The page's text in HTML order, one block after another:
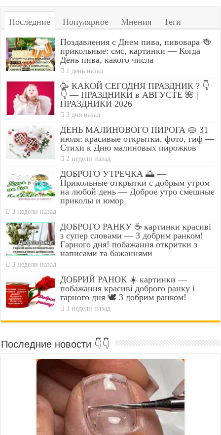
Последние Популярное Мнения Теги
Поздавления с Днем пива, пивовара 🍻
прикольные: смс, картинки — Когда
День пива, какого числа
1 день назад
🥳 КАКОЙ СЕГОДНЯ ПРАЗДНИК ? 👇
👇 — ПРАЗДНИКИ в АВГУСТЕ 🌺 |
ПРАЗДНИКИ 2026
3 дня назад
ДЕНЬ МАЛИНОВОГО ПИРОГА 🥧 31
июля: красивые открытки, фото, гиф —
Стихи к Дню малиновых пирожков
2 недели назад
ДОБРОГО УТРЕЧКА 🌅 —
Прикольные открытки с добрым утром
на любой день — Доброе утро смешные
приколы и юмор
3 недели назад
ДОБРОГО РАНКУ ☕ картинки красиві
з супер словами — З добрим ранком!
Гарного дня! побажання откритки з
написами та бажаннями
3 недели назад
ДОБРИЙ РАНОК ☀️ картинки —
побажання красиві доброго ранку і
гарного дня 🕊️ З добрим ранком!
3 недели назад
Последние новости 👇👇